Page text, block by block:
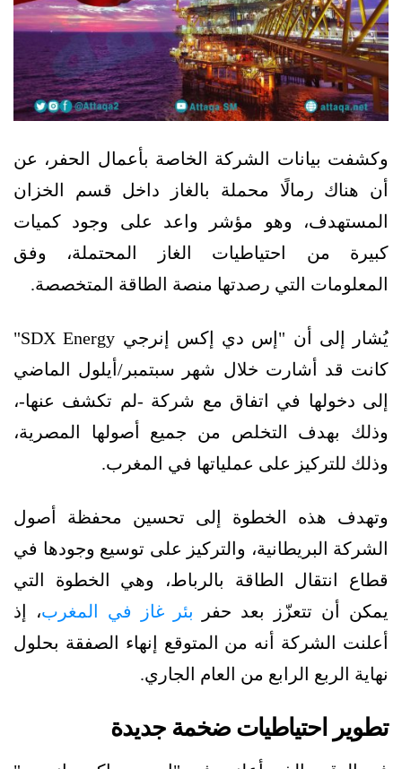
وكشفت بيانات الشركة الخاصة بأعمال الحفر، عن
أن هناك رمالًا محملة بالغاز داخل قسم الخزان
المستهدف، وهو مؤشر واعد على وجود كميات
كبيرة من احتياطيات الغاز المحتملة، وفق
المعلومات التي رصدتها منصة الطاقة المتخصصة.
يُشار إلى أن "إس دي إكس إنرجي SDX Energy"
كانت قد أشارت خلال شهر سبتمبر/أيلول الماضي
إلى دخولها في اتفاق مع شركة -لم تكشف عنها-،
وذلك بهدف التخلص من جميع أصولها المصرية،
وذلك للتركيز على عملياتها في المغرب.
وتهدف هذه الخطوة إلى تحسين محفظة أصول
الشركة البريطانية، والتركيز على توسيع وجودها في
قطاع انتقال الطاقة بالرباط، وهي الخطوة التي
يمكن أن تتعزّز بعد حفر بئر غاز في المغرب، إذ
أعلنت الشركة أنه من المتوقع إنهاء الصفقة بحلول
نهاية الربع الرابع من العام الجاري.
تطوير احتياطيات ضخمة جديدة